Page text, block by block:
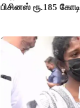
பிசினஸ் ரூ.185